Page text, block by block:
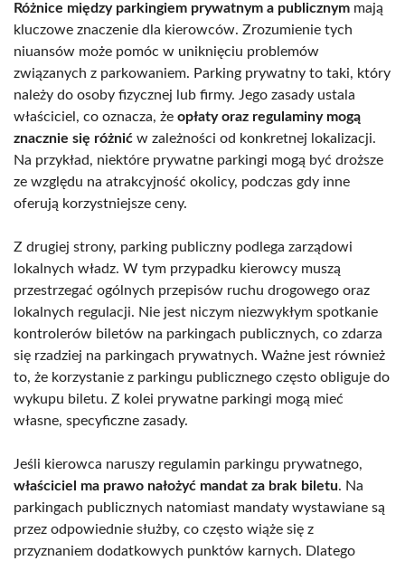
Różnice między parkingiem prywatnym a publicznym mają
kluczowe znaczenie dla kierowców. Zrozumienie tych
niuansów może pomóc w uniknięciu problemów
związanych z parkowaniem. Parking prywatny to taki, który
należy do osoby fizycznej lub firmy. Jego zasady ustala
właściciel, co oznacza, że opłaty oraz regulaminy mogą
znacznie się różnić w zależności od konkretnej lokalizacji.
Na przykład, niektóre prywatne parkingi mogą być droższe
ze względu na atrakcyjność okolicy, podczas gdy inne
oferują korzystniejsze ceny.
Z drugiej strony, parking publiczny podlega zarządowi
lokalnych władz. W tym przypadku kierowcy muszą
przestrzegać ogólnych przepisów ruchu drogowego oraz
lokalnych regulacji. Nie jest niczym niezwykłym spotkanie
kontrolerów biletów na parkingach publicznych, co zdarza
się rzadziej na parkingach prywatnych. Ważne jest również
to, że korzystanie z parkingu publicznego często obliguje do
wykupu biletu. Z kolei prywatne parkingi mogą mieć
własne, specyficzne zasady.
Jeśli kierowca naruszy regulamin parkingu prywatnego,
właściciel ma prawo nałożyć mandat za brak biletu. Na
parkingach publicznych natomiast mandaty wystawiane są
przez odpowiednie służby, co często wiąże się z
przyznaniem dodatkowych punktów karnych. Dlatego